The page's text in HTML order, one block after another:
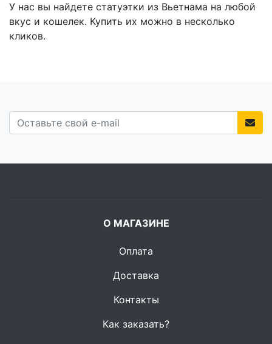
У нас вы найдете статуэтки из Вьетнама на любой
вкус и кошелек. Купить их можно в несколько
кликов.
О МАГАЗИНЕ
Оплата
Доставка
Контакты
Как заказать?